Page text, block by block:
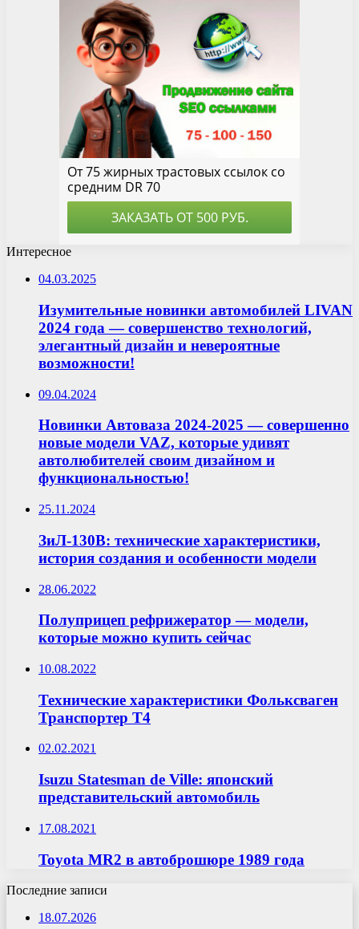
Интересное
04.03.2025
Изумительные новинки автомобилей LIVAN
2024 года — совершенство технологий,
элегантный дизайн и невероятные
возможности!
09.04.2024
Новинки Автоваза 2024-2025 — совершенно
новые модели VAZ, которые удивят
автолюбителей своим дизайном и
функциональностью!
25.11.2024
ЗиЛ-130В: технические характеристики,
история создания и особенности модели
28.06.2022
Полуприцеп рефрижератор — модели,
которые можно купить сейчас
10.08.2022
Технические характеристики Фольксваген
Транспортер Т4
02.02.2021
Isuzu Statesman de Ville: японский
представительский автомобиль
17.08.2021
Toyota MR2 в автоброшюре 1989 года
Последние записи
18.07.2026